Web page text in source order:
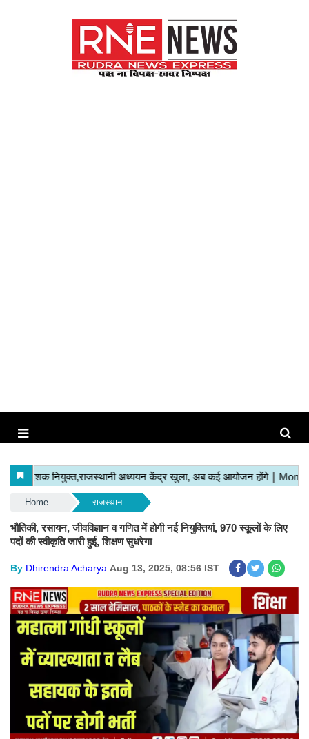
Home राजस्थान
भौतिकी, रसायन, जीवविज्ञान व गणित में होगी नई नियुक्तियां, 970 स्कूलों के लिए
पदों की स्वीकृति जारी हुई, शिक्षण सुधरेगा
By Dhirendra Acharya Aug 13, 2025, 08:56 IST